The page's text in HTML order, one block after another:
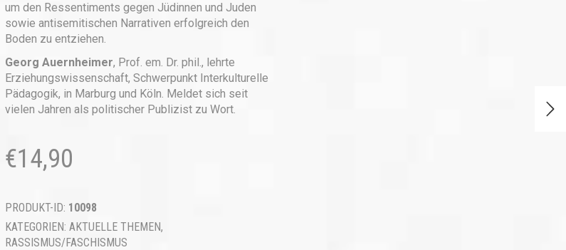
um den Ressentiments gegen Jüdinnen und Juden
sowie antisemitischen Narrativen erfolgreich den
Boden zu entziehen.
Georg Auernheimer, Prof. em. Dr. phil., lehrte
Erziehungswissenschaft, Schwerpunkt Interkulturelle
Pädagogik, in Marburg und Köln. Meldet sich seit
vielen Jahren als politischer Publizist zu Wort.
€14,90
PRODUKT-ID: 10098
KATEGORIEN: AKTUELLE THEMEN,
RASSISMUS/FASCHISMUS